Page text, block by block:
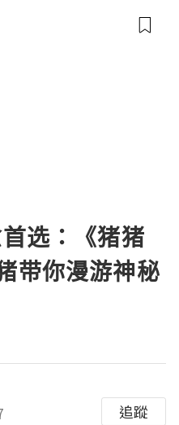
选：《猪猪
带你漫游神秘
追蹤